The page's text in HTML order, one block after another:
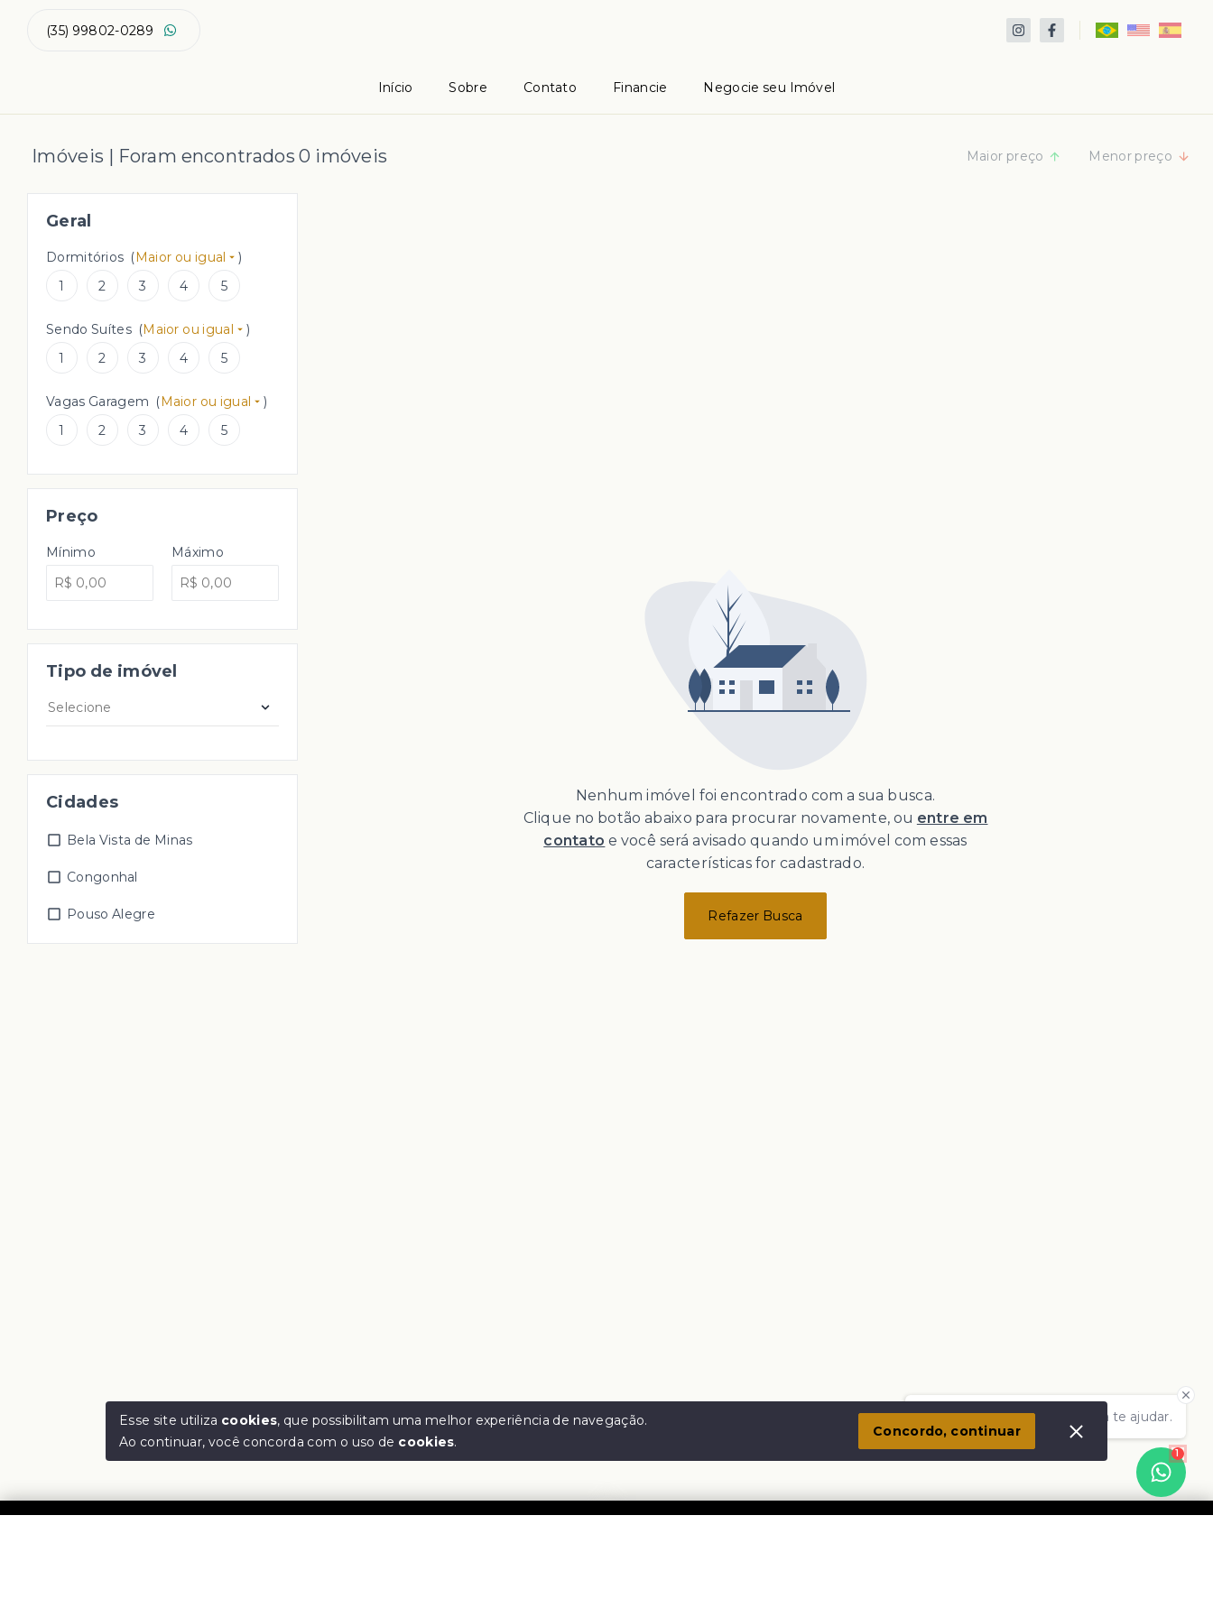
(35) 99802-0289
Início Sobre Contato Financie Negocie seu Imóvel
Imóveis | Foram encontrados 0 imóveis Maior preço Menor preço
Geral
Dormitórios (Maior ou igual
)
1
2 3 4 5
Sendo Suítes (Maior ou igual
)
1
2 3 4 5
Vagas Garagem (Maior ou igual
)
1
2 3 4 5
Preço
Mínimo Máximo
Tipo de imóvel
Selecione
Cidades
Bela Vista de Minas
Congonhal
Pouso Alegre
Nenhum imóvel foi encontrado com a sua busca.
Clique no botão abaixo para procurar novamente, ou entre em
contato e você será avisado quando um imóvel com essas
características for cadastrado.
Refazer Busca
Olá! Estamos disponíveis para te ajudar.
1
Esse site utiliza cookies, que possibilitam uma melhor experiência de navegação.
Ao continuar, você concorda com o uso de cookies.
Concordo, continuar